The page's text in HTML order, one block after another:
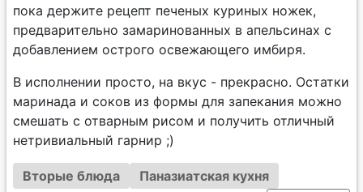
пока держите рецепт печеных куриных ножек,
предварительно замаринованных в апельсинах с
добавлением острого освежающего имбиря.
В исполнении просто, на вкус - прекрасно. Остатки
маринада и соков из формы для запекания можно
смешать с отварным рисом и получить отличный
нетривиальный гарнир ;)
Вторые блюда
Паназиатская кухня